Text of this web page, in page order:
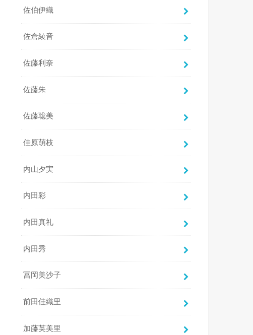
佐伯伊織
佐倉綾音
佐藤利奈
佐藤朱
佐藤聡美
佳原萌枝
内山夕実
内田彩
内田真礼
内田秀
冨岡美沙子
前田佳織里
加藤英美里